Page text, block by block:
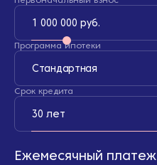
1 000 000 руб.
Программа ипотеки
Стандартная
Срок кредита
30 лет
Ежемесячный платеж